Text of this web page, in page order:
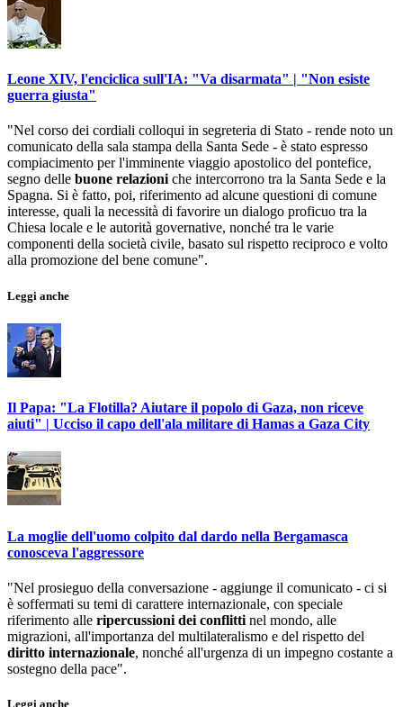
Leone XIV, l'enciclica sull'IA: "Va disarmata" | "Non esiste
guerra giusta"
"Nel corso dei cordiali colloqui in segreteria di Stato - rende noto un
comunicato della sala stampa della Santa Sede - è stato espresso
compiacimento per l'imminente viaggio apostolico del pontefice,
segno delle buone relazioni che intercorrono tra la Santa Sede e la
Spagna. Si è fatto, poi, riferimento ad alcune questioni di comune
interesse, quali la necessità di favorire un dialogo proficuo tra la
Chiesa locale e le autorità governative, nonché tra le varie
componenti della società civile, basato sul rispetto reciproco e volto
alla promozione del bene comune".
Leggi anche
Il Papa: "La Flotilla? Aiutare il popolo di Gaza, non riceve
aiuti" | Ucciso il capo dell'ala militare di Hamas a Gaza City
La moglie dell'uomo colpito dal dardo nella Bergamasca
conosceva l'aggressore
"Nel prosieguo della conversazione - aggiunge il comunicato - ci si
è soffermati su temi di carattere internazionale, con speciale
riferimento alle ripercussioni dei conflitti nel mondo, alle
migrazioni, all'importanza del multilateralismo e del rispetto del
diritto internazionale, nonché all'urgenza di un impegno costante a
sostegno della pace".
Leggi anche